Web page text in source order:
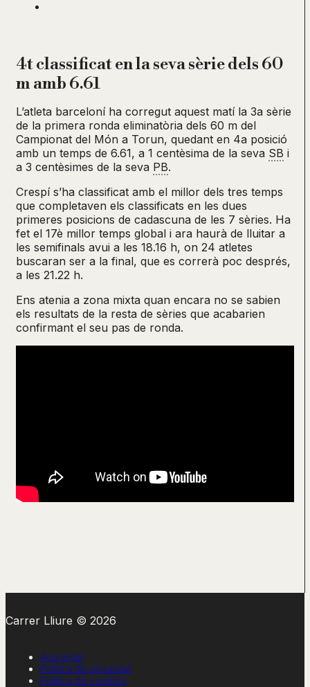
4t classificat en la seva sèrie dels 60
m amb 6.61
L’atleta barceloní ha corregut aquest matí la 3a sèrie
de la primera ronda eliminatòria dels 60 m del
Campionat del Món a Torun, quedant en 4a posició
amb un temps de 6.61, a 1 centèsima de la seva SB i
a 3 centèsimes de la seva PB.
Crespí s’ha classificat amb el millor dels tres temps
que completaven els classificats en les dues
primeres posicions de cadascuna de les 7 sèries. Ha
fet el 17è millor temps global i ara haurà de lluitar a
les semifinals avui a les 18.16 h, on 24 atletes
buscaran ser a la final, que es correrà poc després,
a les 21.22 h.
Ens atenia a zona mixta quan encara no se sabien
els resultats de la resta de sèries que acabarien
confirmant el seu pas de ronda.
Carrer Lliure © 2026
Avís legal
Política de privacitat
Política de cookies